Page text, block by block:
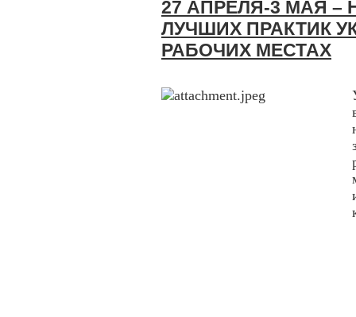
27 АПРЕЛЯ-3 МАЯ
ЛУЧШИХ ПРАКТИК
РАБОЧИХ МЕСТАХ